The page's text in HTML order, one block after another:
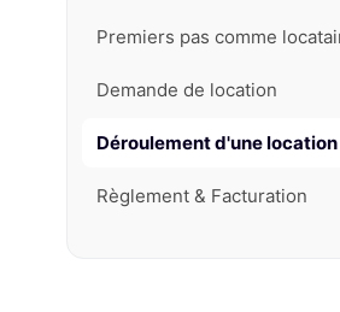
Premiers pas comme
Demande de location
Déroulement d'une location
Règlement & Facturation